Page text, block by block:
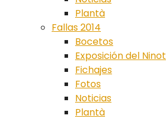
Plantà
Fallas 2014
Bocetos
Exposición del Ninot
Fichajes
Fotos
Noticias
Plantà